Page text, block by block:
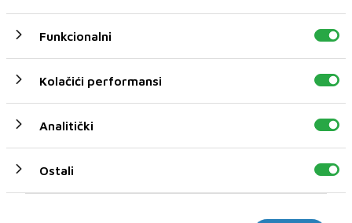
U razdoblju od 2008.-2018. BiH se približila EU prosjeku
za svega dva postotna poena
Funkcionalni
Kolačići performansi
Analitički
Ostali